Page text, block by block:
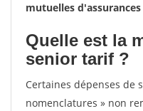
mutuelles d'assurances
Quelle est la
senior tarif ?
Certaines dépenses de
nomenclatures » non